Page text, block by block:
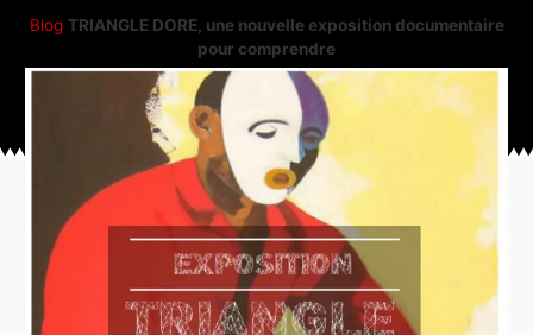
Blog TRIANGLE DORE, une nouvelle exposition documentaire
pour comprendre